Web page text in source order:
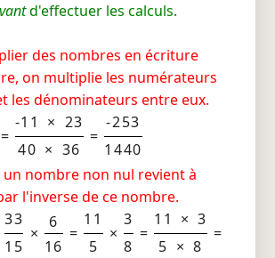
d'effectuer les calculs.
des nombres en écriture
on multiplie les numérateurs
les dénominateurs entre eux.
=
-11 × 23
40 × 36
=
-253
1440
un nombre non nul revient à
l'inverse de ce nombre.
33
15
×
6
16
=
11
5
×
3
8
=
11 × 3
5 × 8
=